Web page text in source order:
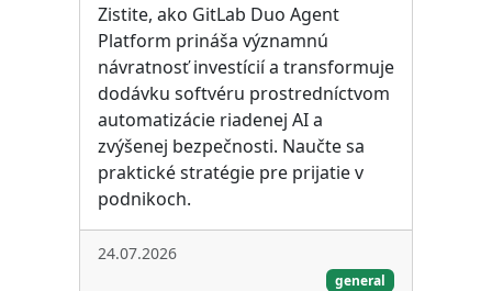
Zistite, ako GitLab Duo Agent
Platform prináša významnú
návratnosť investícií a transformuje
dodávku softvéru prostredníctvom
automatizácie riadenej AI a
zvýšenej bezpečnosti. Naučte sa
praktické stratégie pre prijatie v
podnikoch.
24.07.2026
general